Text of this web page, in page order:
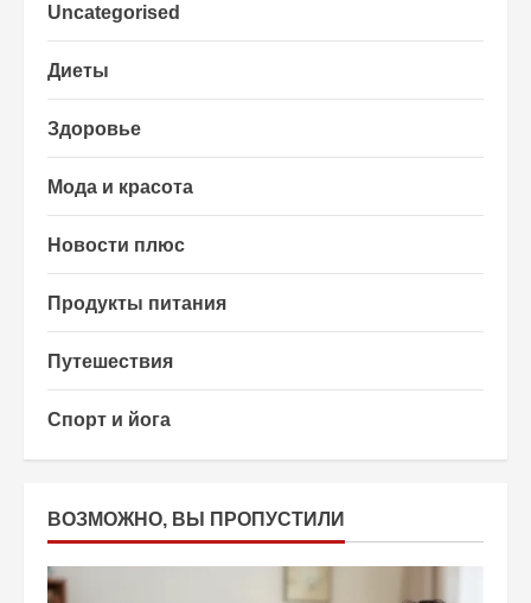
Uncategorised
Диеты
Здоровье
Мода и красота
Новости плюс
Продукты питания
Путешествия
Спорт и йога
ВОЗМОЖНО, ВЫ ПРОПУСТИЛИ